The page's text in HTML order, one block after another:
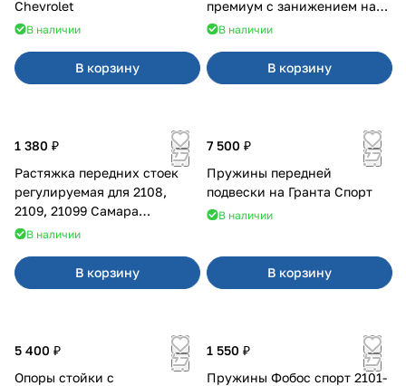
Chevrolet
В наличии
В корзину
премиум с занижением на
2110В наличии
В корзину
1 380 ₽
Растяжка передних стоек
регулируемая для 2108,
2109, 21099 Самара
карбюратор
В наличии
В корзину
7 500 ₽
Пружины передней
подвески на Гранта Спорт
В наличии
В корзину
5 400 ₽
Опоры стойки с
1 550 ₽
Пружины Фобос спорт 2101-